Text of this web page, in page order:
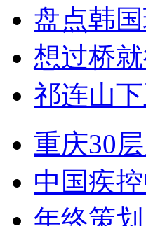
盘点韩
想过桥
祁连山
重庆30
中国疾
年终策